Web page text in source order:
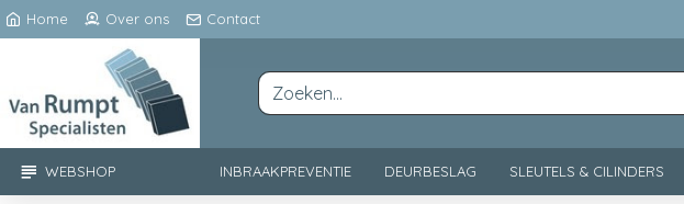
Home Over ons Contact
WEBSHOP INBRAAKPREVENTIE DEURBESLAG SLEUTELS & CILINDERS